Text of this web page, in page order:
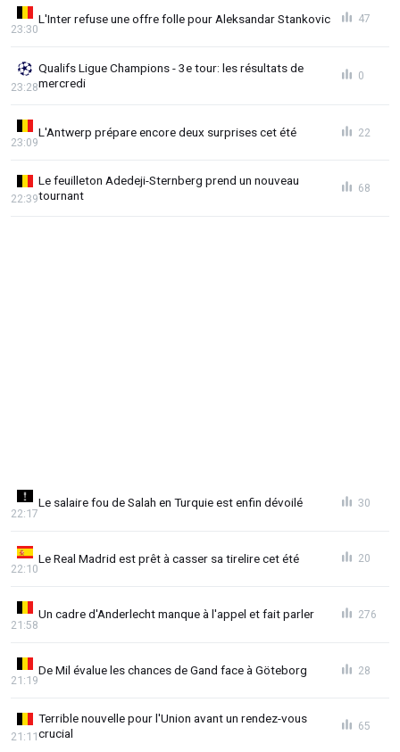
L'Inter refuse une offre folle pour Aleksandar Stankovic
23:30
47
Qualifs Ligue Champions - 3e tour: les résultats de
mercredi
23:28
0
L'Antwerp prépare encore deux surprises cet été
23:09
22
Le feuilleton Adedeji-Sternberg prend un nouveau
tournant
22:39
68
Le salaire fou de Salah en Turquie est enfin dévoilé
22:17
30
Le Real Madrid est prêt à casser sa tirelire cet été
22:10
20
Un cadre d'Anderlecht manque à l'appel et fait parler
21:58
276
De Mil évalue les chances de Gand face à Göteborg
21:19
28
Terrible nouvelle pour l'Union avant un rendez-vous
crucial
21:11
65